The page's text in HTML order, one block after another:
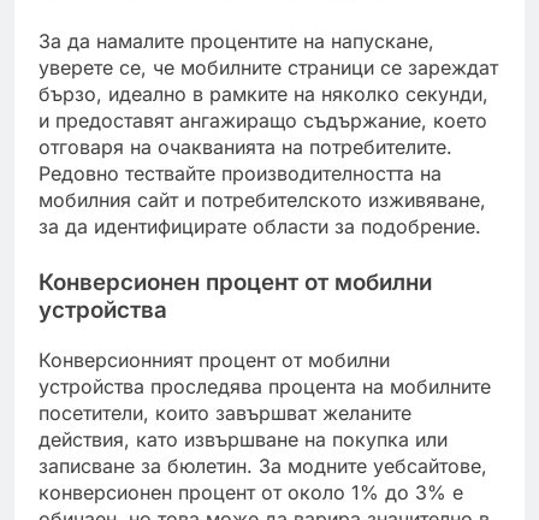
За да намалите процентите на напускане,
уверете се, че мобилните страници се зареждат
бързо, идеално в рамките на няколко секунди,
и предоставят ангажиращо съдържание, което
отговаря на очакванията на потребителите.
Редовно тествайте производителността на
мобилния сайт и потребителското изживяване,
за да идентифицирате области за подобрение.
Конверсионен процент от мобилни
устройства
Конверсионният процент от мобилни
устройства проследява процента на мобилните
посетители, които завършват желаните
действия, като извършване на покупка или
записване за бюлетин. За модните уебсайтове,
конверсионен процент от около 1% до 3% е